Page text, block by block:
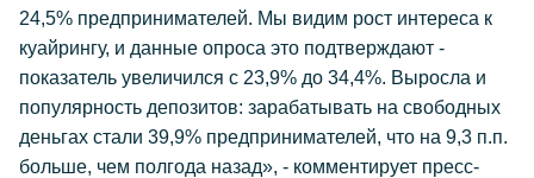
24,5% предпринимателей. Мы видим рост интереса к
куайрингу, и данные опроса это подтверждают -
показатель увеличился с 23,9% до 34,4%. Выросла и
популярность депозитов: зарабатывать на свободных
деньгах стали 39,9% предпринимателей, что на 9,3 п.п.
больше, чем полгода назад», - комментирует пресс-